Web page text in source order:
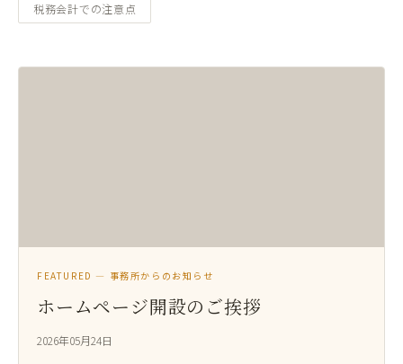
税務会計での注意点
FEATURED — 事務所からのお知らせ
ホームページ開設のご挨拶
2026年05月24日